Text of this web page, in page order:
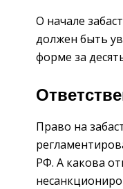
О начале
должен быть
форме за
Право на
РФ. А какова